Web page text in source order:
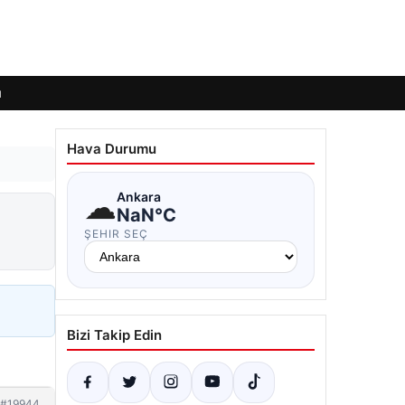
Hava Durumu
☁Ankara
NaN°C
ŞEHIR SEÇ
Bizi Takip Edin